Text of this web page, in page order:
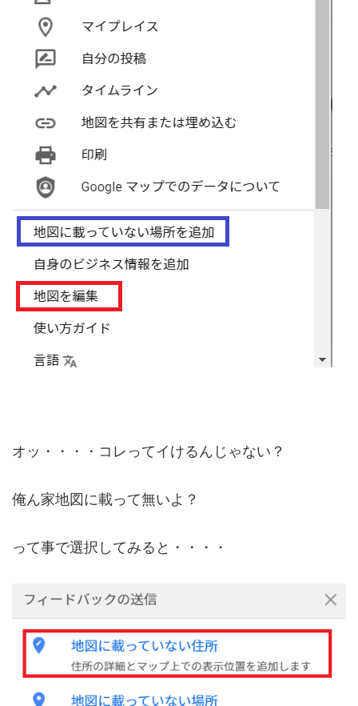
オッ・・・・コレってイけるんじゃない？
俺ん家地図に載って無いよ？
って事で選択してみると・・・・